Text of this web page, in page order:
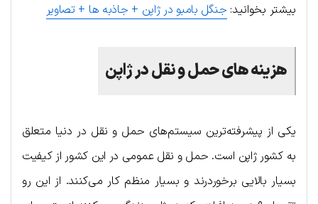
بیشتر بخوانید: جنگل بامبو در ژاپن + جاذبه ها + تصاویر
هزینه های حمل و نقل در ژاپن
یکی از پیشرفته‌ترین سیستم‌های حمل و نقل در دنیا متعلق
به کشور ژاپن است. حمل و نقل عمومی در این کشور از کیفیت
بسیار بالایی برخوردرند و بسیار منظم کار می‌کنند. از این رو